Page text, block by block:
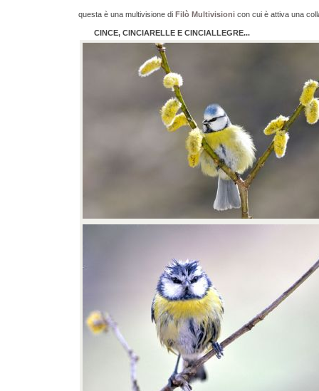
questa è una multivisione di Filò Multivisioni con cui è attiva una
CINCE, CINCIARELLE E CINCIALLEGRE...